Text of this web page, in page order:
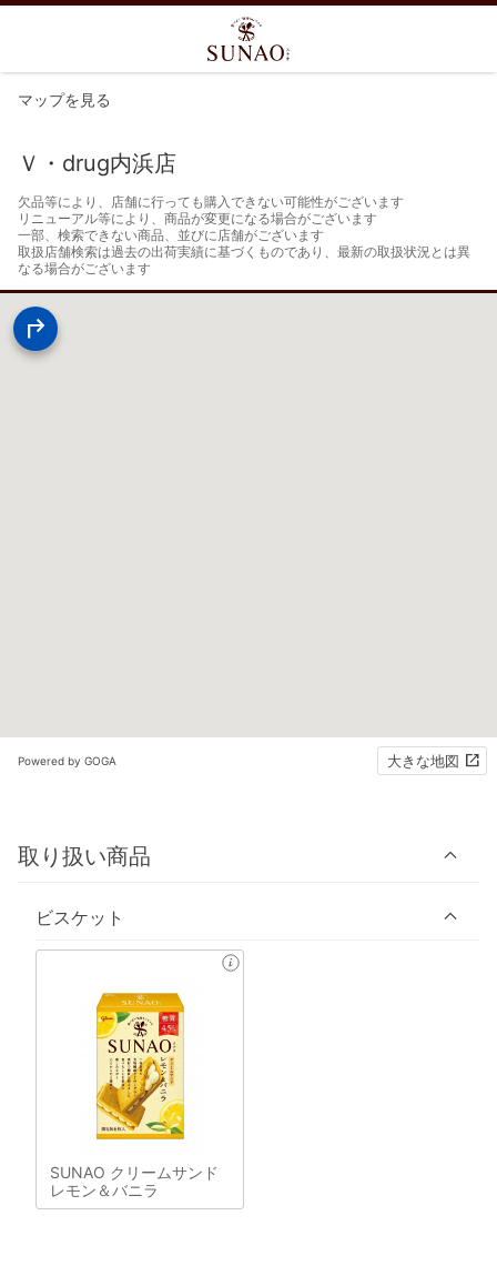
マップを見る
Ｖ・drug内浜店
欠品等により、店舗に行っても購入できない可能性がございます
リニューアル等により、商品が変更になる場合がございます
一部、検索できない商品、並びに店舗がございます
取扱店舗検索は過去の出荷実績に基づくものであり、最新の取扱状況とは異
なる場合がございます
Powered by GOGA 大きな地図
取り扱い商品
ビスケット
SUNAO クリームサンド
レモン＆バニラ